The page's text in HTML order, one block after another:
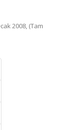
2008, (Tam